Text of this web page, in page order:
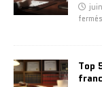
fermés
Top